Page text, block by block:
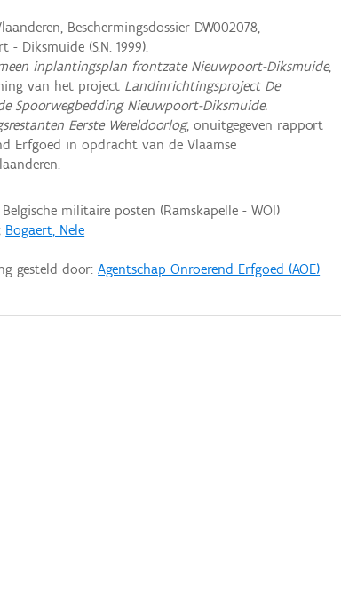
Beschermingsdossier DW002078,
Diksmuide (S.N. 1999).
inplantingsplan frontzate Nieuwpoort-Diksmuide,
van het project Landinrichtingsproject De
Spoorwegbedding Nieuwpoort-Diksmuide.
Eerste Wereldoorlog, onuitgegeven rapport
Erfgoed in opdracht van de Vlaamse
Belgische militaire posten (Ramskapelle - WOI)
Bogaert, Nele
gesteld door:Agentschap Onroerend Erfgoed (AOE)